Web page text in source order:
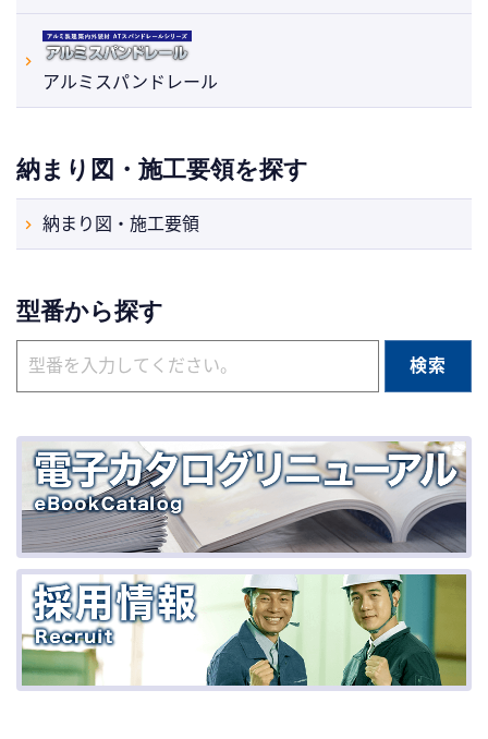
アルミスパンドレール
納まり図・施工要領を探す
納まり図・施工要領
型番から探す